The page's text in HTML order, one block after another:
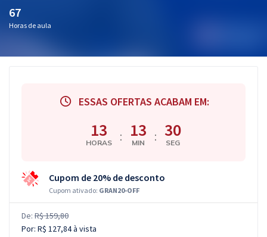
67
Horas de aula
ESSAS OFERTAS ACABAM EM:
13
HORAS : 13
MIN : 29
SEG
Cupom de 20% de desconto
Cupom ativado: GRAN20-OFF
De: R$ 159,80
Por: R$ 127,84à vista